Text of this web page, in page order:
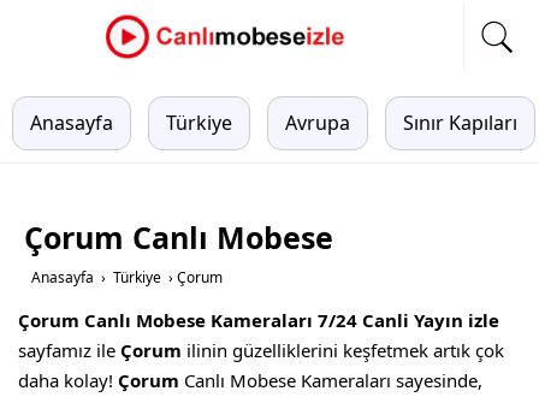
Anasayfa Türkiye Avrupa Sınır Kapıları
Çorum Canlı Mobese
Anasayfa › Türkiye › Çorum
Çorum Canlı Mobese Kameraları 7/24 Canli Yayın izle
sayfamız ile Çorum ilinin güzelliklerini keşfetmek artık çok
daha kolay! Çorum Canlı Mobese Kameraları sayesinde,